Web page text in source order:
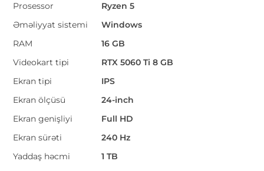
Prosessor
Ryzen 5
Əməliyyat sistemi
Windows
RAM
16 GB
Videokart tipi
RTX 5060 Ti 8 GB
Ekran tipi
IPS
Ekran ölçüsü
24-inch
Ekran genişliyi
Full HD
Ekran sürəti
240 Hz
Yaddaş həcmi
1 TB